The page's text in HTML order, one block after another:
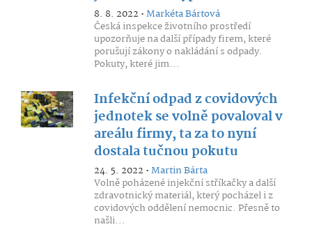
8. 8. 2022 •Markéta Bártová
Česká inspekce životního prostředí
upozorňuje na další případy firem, které
porušují zákony o nakládání s odpady.
Pokuty, které jim...
Infekční odpad z covidových
jednotek se volně povaloval v
areálu firmy, ta za to nyní
dostala tučnou pokutu
24. 5. 2022 •Martin Bárta
Volně poházené injekční stříkačky a další
zdravotnický materiál, který pocházel i z
covidových oddělení nemocnic. Přesně to
našli...